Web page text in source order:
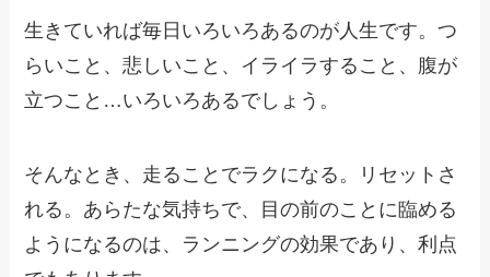
生きていれば毎日いろいろあるのが人生です。つ
らいこと、悲しいこと、イライラすること、腹が
立つこと…いろいろあるでしょう。
そんなとき、走ることでラクになる。リセットさ
れる。あらたな気持ちで、目の前のことに臨める
ようになるのは、ランニングの効果であり、利点